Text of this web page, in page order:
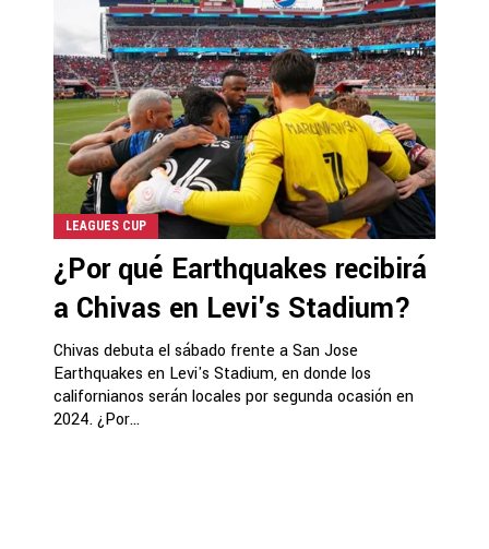
LEAGUES CUP
¿Por qué Earthquakes recibirá
a Chivas en Levi's Stadium?
Chivas debuta el sábado frente a San Jose
Earthquakes en Levi's Stadium, en donde los
californianos serán locales por segunda ocasión en
2024. ¿Por...